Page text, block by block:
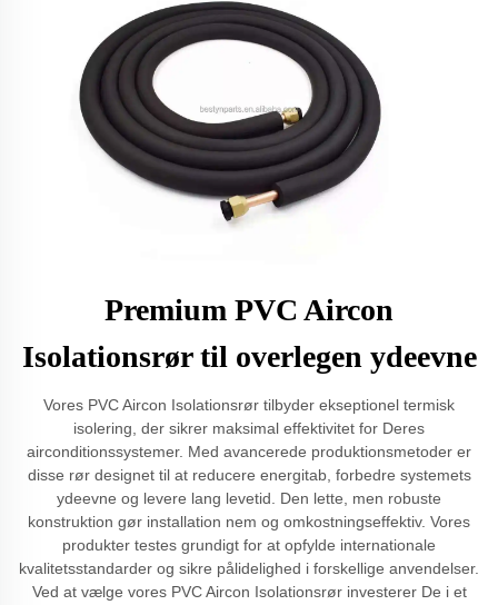
Premium PVC Aircon
Isolationsrør til overlegen ydeevne
Vores PVC Aircon Isolationsrør tilbyder ekseptionel termisk
isolering, der sikrer maksimal effektivitet for Deres
airconditionssystemer. Med avancerede produktionsmetoder er
disse rør designet til at reducere energitab, forbedre systemets
ydeevne og levere lang levetid. Den lette, men robuste
konstruktion gør installation nem og omkostningseffektiv. Vores
produkter testes grundigt for at opfylde internationale
kvalitetsstandarder og sikre pålidelighed i forskellige anvendelser.
Ved at vælge vores PVC Aircon Isolationsrør investerer De i et